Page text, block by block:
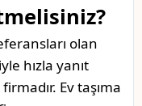
olan
hızla yanıt
Ev taşıma